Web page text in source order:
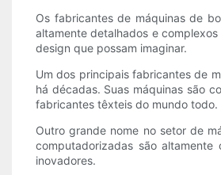
Os fabricantes de máquinas de
altamente detalhados e
design que possam imaginar.
Um dos principais fabricantes de
há décadas. Suas máquinas são
fabricantes têxteis do mundo todo.
Outro grande nome no setor de
computadorizadas são
inovadores.